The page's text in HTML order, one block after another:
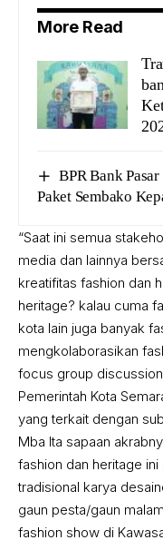
More Read
BPR Bank
Paket Sembako
“Saat ini semua
media dan lainnya
kreatifitas fashion dan
heritage? kalau cuma
kota lain juga banyak
mengkolaborasikan
focus group
Pemerintah Kota
yang terkait dengan
Mba Ita sapaan
fashion dan heritage
tradisional karya
gaun pesta/gaun
fashion show di